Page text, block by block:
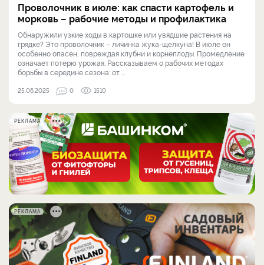
Проволочник в июле: как спасти картофель и
морковь – рабочие методы и профилактика
Обнаружили узкие ходы в картошке или увядшие растения на
грядке? Это проволочник – личинка жука-щелкуна! В июле он
особенно опасен, повреждая клубни и корнеплоды. Промедление
означает потерю урожая. Рассказываем о рабочих методах
борьбы в середине сезона: от ...
25.06.2025 0 1510
РЕКЛАМА
РЕКЛАМА